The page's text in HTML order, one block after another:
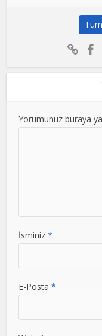
Yorumunuz buraya
İsminiz *
E-Posta *